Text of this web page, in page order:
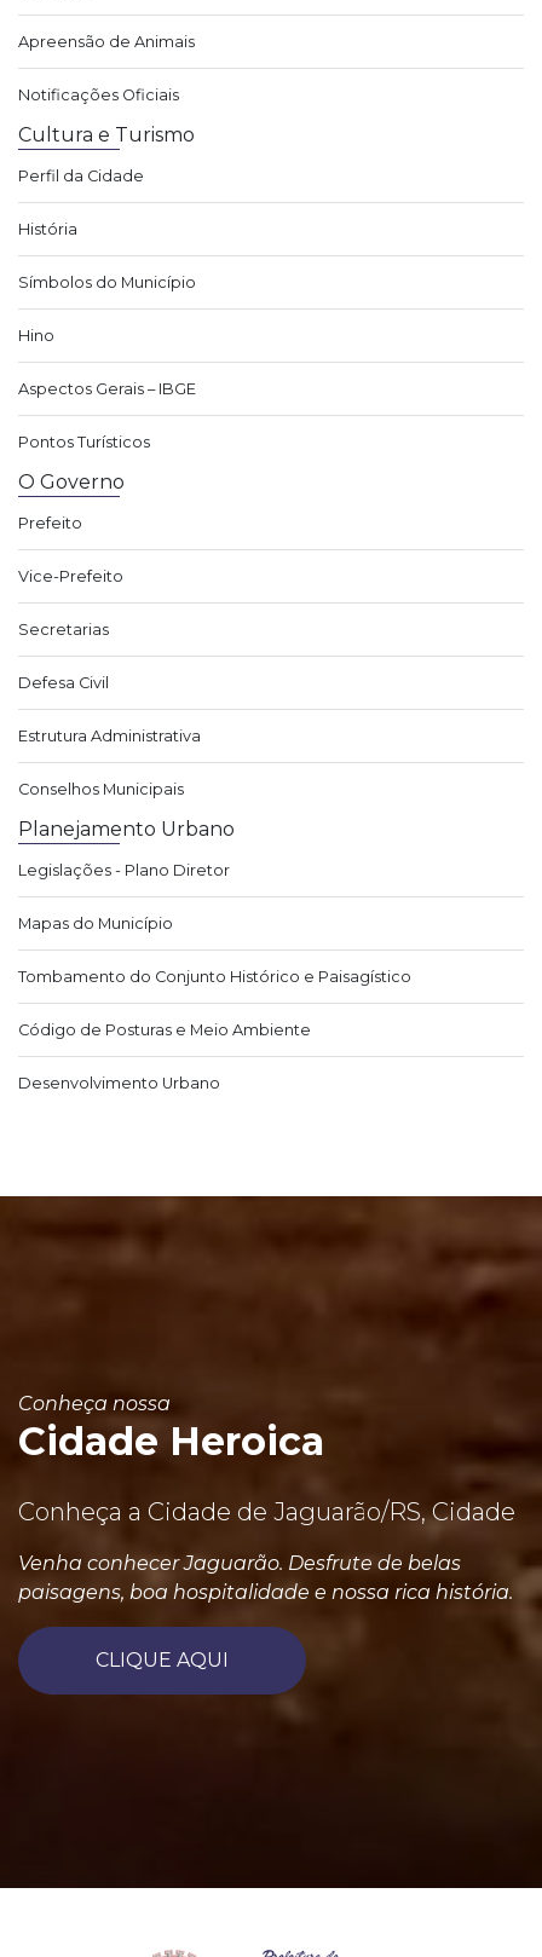
Apreensão de Animais
Notificações Oficiais
Cultura e Turismo
Perfil da Cidade
História
Símbolos do Município
Hino
Aspectos Gerais – IBGE
Pontos Turísticos
O Governo
Prefeito
Vice-Prefeito
Secretarias
Defesa Civil
Estrutura Administrativa
Conselhos Municipais
Planejamento Urbano
Legislações - Plano Diretor
Mapas do Município
Tombamento do Conjunto Histórico e Paisagístico
Código de Posturas e Meio Ambiente
Desenvolvimento Urbano
Conheça nossa
Cidade Heroica
Conheça a Cidade de Jaguarão/RS, Cidade
Venha conhecer Jaguarão. Desfrute de belas
paisagens, boa hospitalidade e nossa rica história.
CLIQUE AQUI